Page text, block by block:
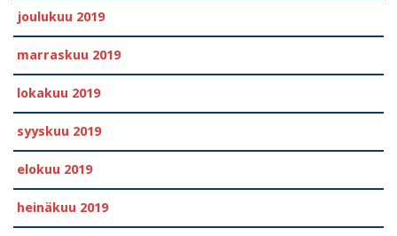
joulukuu 2019
marraskuu 2019
lokakuu 2019
syyskuu 2019
elokuu 2019
heinäkuu 2019